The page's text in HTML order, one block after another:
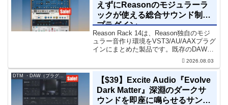
えずにReasonのモジュラーラ
ックが使える総合サウンド制作
プラグイン
Reason Rack 14は、Reason独自のモジ
ュラー音作り環境をVST3/AU/AAXプラグ
インにまとめた製品です。既存のDAWを
乗り換えることなく、68種類のシンセや
2026.08.03
【$39】Excite Audio『Evolve
Dark Matter』深淵のダークサ
ウンドを即座に鳴らせるサンプ